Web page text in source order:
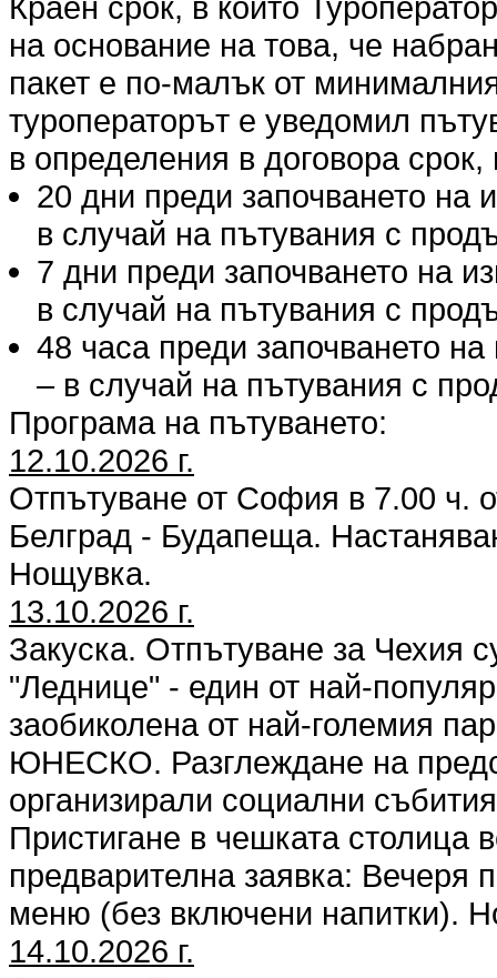
на основание на това, че
пакет е по-малък от
туроператорът е уведомил
в определения в договора
20 дни преди започването на
в случай на пътувания с
7 дни преди започването на
в случай на пътувания с
48 часа преди започването
– в случай на пътувания с
Програма на пътуването:
12.10.2026 г.
Отпътуване от София в 7.00 ч.
Белград - Будапеща.
Нощувка.
13.10.2026 г.
Закуска. Отпътуване за Чехия
"Леднице" - един от най-
заобиколена от най-големия
ЮНЕСКО. Разглеждане на
организирали социални
Пристигане в чешката столица
предварителна заявка: Вечеря
меню (без включени напитки).
14.10.2026 г.